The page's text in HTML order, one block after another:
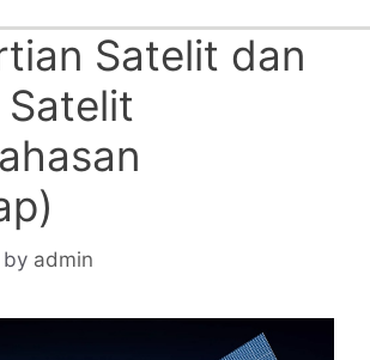
Satelit dan
Satelit
by admin